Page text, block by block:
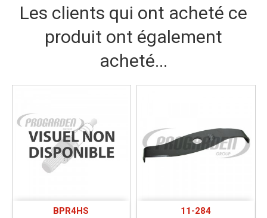
Les clients qui ont acheté ce
produit ont également
acheté...
BPR4HS 11-284